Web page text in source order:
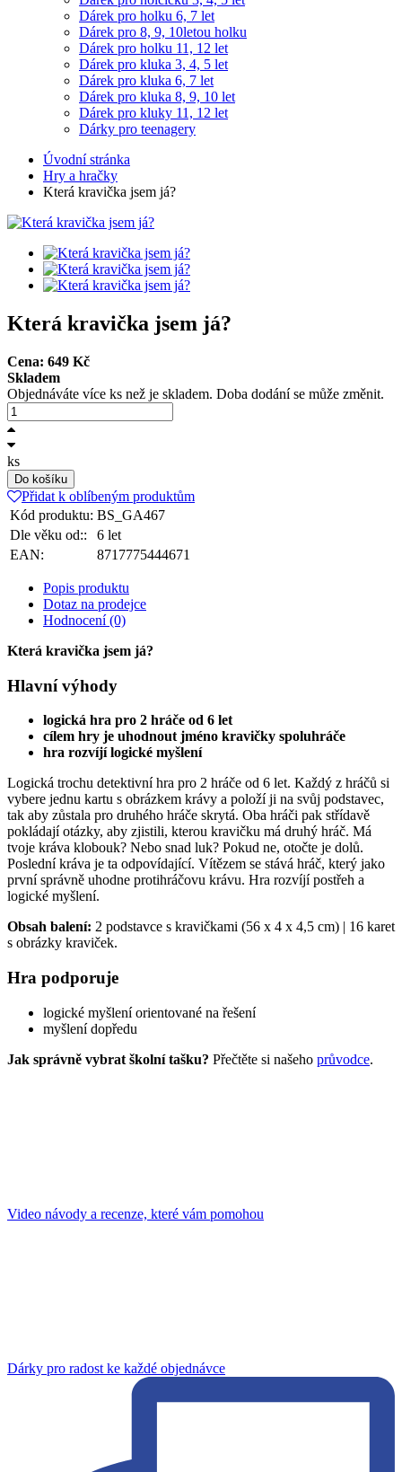
Dárek pro holku 6, 7 let
Dárek pro 8, 9, 10letou holku
Dárek pro holku 11, 12 let
Dárek pro kluka 3, 4, 5 let
Dárek pro kluka 6, 7 let
Dárek pro kluka 8, 9, 10 let
Dárek pro kluky 11, 12 let
Dárky pro teenagery
Úvodní stránka
Hry a hračky
Která kravička jsem já?
Která kravička jsem já?
Cena: 649 Kč
Skladem
Objednáváte více ks než je skladem. Doba dodání se může změnit.
ks
Do košíku
Přidat k oblíbeným produktům
Kód produktu: BS_GA467
Dle věku od::
6 let
EAN:
8717775444671
Popis produktu
Dotaz na prodejce
Hodnocení (0)
Která kravička jsem já?
Hlavní výhody
logická hra pro 2 hráče od 6 let
cílem hry je uhodnout jméno kravičky spoluhráče
hra rozvíjí logické myšlení
Logická trochu detektivní hra pro 2 hráče od 6 let. Každý z hráčů si
vybere jednu kartu s obrázkem krávy a položí ji na svůj podstavec,
tak aby zůstala pro druhého hráče skrytá. Oba hráči pak střídavě
pokládají otázky, aby zjistili, kterou kravičku má druhý hráč. Má
tvoje kráva klobouk? Nebo snad luk? Pokud ne, otočte je dolů.
Poslední kráva je ta odpovídající. Vítězem se stává hráč, který jako
první správně uhodne protihráčovu krávu. Hra rozvíjí postřeh a
logické myšlení.
Obsah balení: 2 podstavce s kravičkami (56 x 4 x 4,5 cm) | 16 karet
s obrázky kraviček.
Hra podporuje
logické myšlení orientované na řešení
myšlení dopředu
Jak správně vybrat školní tašku? Přečtěte si našeho průvodce.
Video návody a recenze, které vám pomohou
Dárky pro radost ke každé objednávce